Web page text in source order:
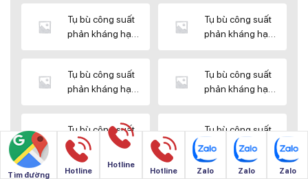
Tụ bù công suất
phản kháng hạ
Tụ bù công suất
phản kháng hạ
Tụ bù công suất
phản kháng hạ
Tụ bù công suất
phản kháng hạ
Tụ bù công suất
phản kháng hạ
thế SHIZUKI
Tụ bù công suất
phản kháng hạ
thế SINO
Tìm đường Hotline
Hotline
Hotline Zalo Zalo Zalo